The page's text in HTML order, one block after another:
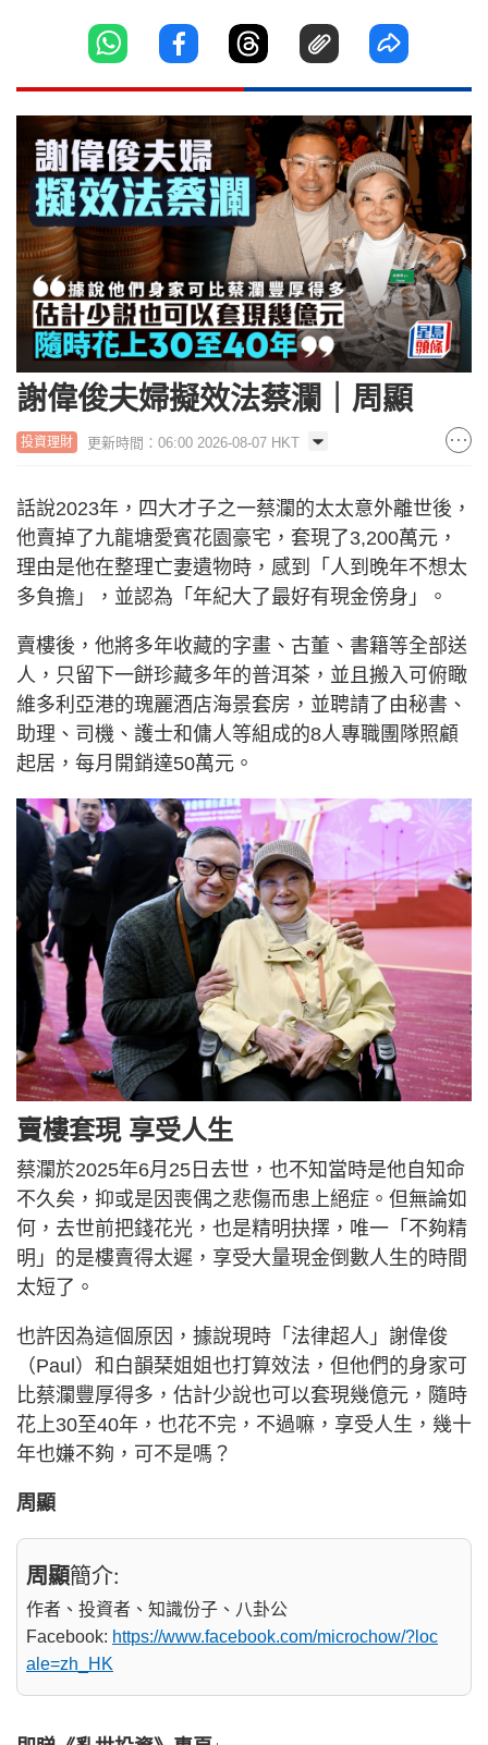
謝偉俊夫婦擬效法蔡瀾｜周顯
投資理財 更新時間：06:00 2026-08-07 HKT
話說2023年，四大才子之一蔡瀾的太太意外離世後，
他賣掉了九龍塘愛賓花園豪宅，套現了3,200萬元，
理由是他在整理亡妻遺物時，感到「人到晚年不想太
多負擔」，並認為「年紀大了最好有現金傍身」。
賣樓後，他將多年收藏的字畫、古董、書籍等全部送
人，只留下一餅珍藏多年的普洱茶，並且搬入可俯瞰
維多利亞港的瑰麗酒店海景套房，並聘請了由秘書、
助理、司機、護士和傭人等組成的8人專職團隊照顧
起居，每月開銷達50萬元。
賣樓套現 享受人生
蔡瀾於2025年6月25日去世，也不知當時是他自知命
不久矣，抑或是因喪偶之悲傷而患上絕症。但無論如
何，去世前把錢花光，也是精明抉擇，唯一「不夠精
明」的是樓賣得太遲，享受大量現金倒數人生的時間
太短了。
也許因為這個原因，據說現時「法律超人」謝偉俊
（Paul）和白韻琹姐姐也打算效法，但他們的身家可
比蔡瀾豐厚得多，估計少說也可以套現幾億元，隨時
花上30至40年，也花不完，不過嘛，享受人生，幾十
年也嫌不夠，可不是嗎？
周顯
周顯簡介:
作者、投資者、知識份子、八卦公
Facebook: https://www.facebook.com/microchow/?loc
ale=zh_HK